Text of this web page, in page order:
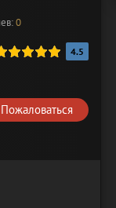
0
4.5
Пожаловаться